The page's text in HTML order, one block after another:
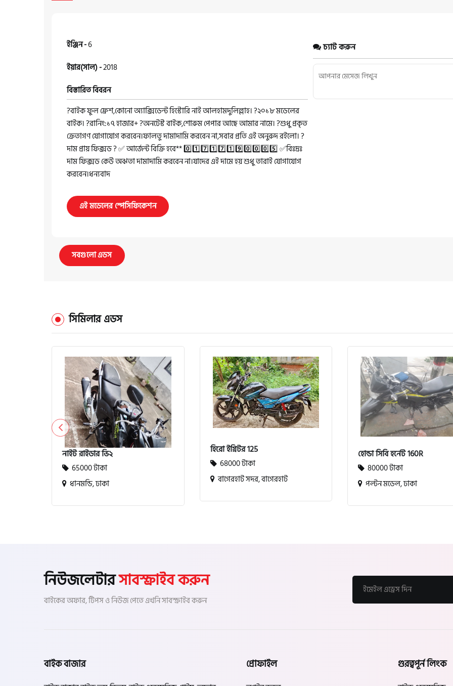
ইঞ্জিন -6
ইয়ার(সাল) -2018
বিস্তারিত বিবরন
?বাইক ফুল ফ্রেশ,কোনো অ্যাক্সিডেন্ট হিস্টোরি নাই আলহামদুলিল্লাহ। ?২০১৮ মডেলের
বাইক। ?রানিং:১৭ হাজার+ ?অনটেস্ট বাইক,শোরুম পেপার আছে আমার নামে। ?শুধু প্রকৃত
ক্রেতাগণ যোগাযোগ করবেন।ফালতু দামাদামি করবেন না,সবার প্রতি এই অনুরুদ রইলো। ?
দাম প্রায় ফিক্সড ? ✅ আর্জেন্ট বিক্রি হবে** 0️⃣1️⃣7️⃣1️⃣7️⃣1️⃣9️⃣0️⃣0️⃣0️⃣5️⃣ ✅বিঃদ্রঃ
দাম ফিক্সড কেউ অঝতা দামাদামি করবেন না।যাদের এই দামে হয় শুধু তারাই যোগাযোগ
করবেন।ধন্যবাদ
এই মডেলের স্পেসিফিকেশন
চ্যাট করুন
সবগুলো এডস
সিমিলার এডস
নাইট রাইডার ভি২
65000 টাকা
ধানমন্ডি, ঢাকা
হিরো ইগ্নিটর 125
68000 টাকা
বাগেরহাট সদর, বাগেরহাট
হোন্ডা সিবি হর্নেট 160R
80000 টাকা
পল্টন মডেল, ঢাকা
নিউজলেটারসাবস্ক্রাইব করুন
বাইকের অফার, টিপস ও নিউজ পেতে এখনি সাবস্ক্রাইব করুন
বাইক বাজার প্রোফাইল গুরত্বপূর্ন লিংক